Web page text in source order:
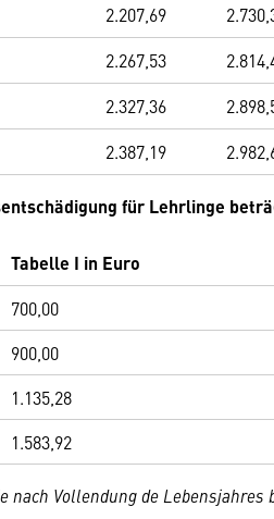
2.207,69
2.267,53
2.327,36
2.387,19
für Lehrlinge
Tabelle I in Euro
700,00
900,00
1.135,28
1.583,92
nach Vollendung de Lebensjahres